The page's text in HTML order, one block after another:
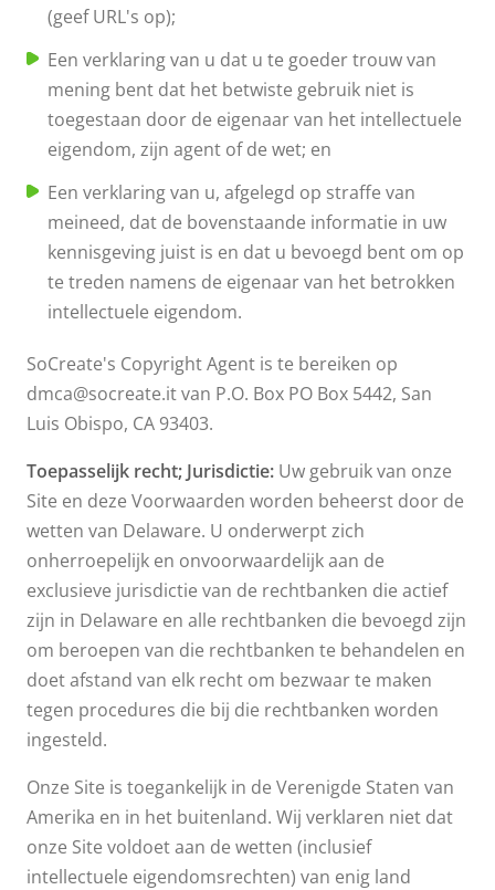
(geef URL's op);
Een verklaring van u dat u te goeder trouw van
mening bent dat het betwiste gebruik niet is
toegestaan door de eigenaar van het intellectuele
eigendom, zijn agent of de wet; en
Een verklaring van u, afgelegd op straffe van
meineed, dat de bovenstaande informatie in uw
kennisgeving juist is en dat u bevoegd bent om op
te treden namens de eigenaar van het betrokken
intellectuele eigendom.
SoCreate's Copyright Agent is te bereiken op
dmca@socreate.it van P.O. Box PO Box 5442, San
Luis Obispo, CA 93403.
Toepasselijk recht; Jurisdictie: Uw gebruik van onze
Site en deze Voorwaarden worden beheerst door de
wetten van Delaware. U onderwerpt zich
onherroepelijk en onvoorwaardelijk aan de
exclusieve jurisdictie van de rechtbanken die actief
zijn in Delaware en alle rechtbanken die bevoegd zijn
om beroepen van die rechtbanken te behandelen en
doet afstand van elk recht om bezwaar te maken
tegen procedures die bij die rechtbanken worden
ingesteld.
Onze Site is toegankelijk in de Verenigde Staten van
Amerika en in het buitenland. Wij verklaren niet dat
onze Site voldoet aan de wetten (inclusief
intellectuele eigendomsrechten) van enig land